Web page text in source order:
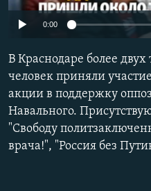
РАСПИСАНИЕ ВЕЩАНИЯ
ПОДПИШИТЕСЬ НА
СОЦИАЛЬНЫЕ СЕТИ
Auto
0:00
В Краснодаре более двух
человек приняли
акции в поддержку
Навального.
"Свободу
врача!", "Россия без